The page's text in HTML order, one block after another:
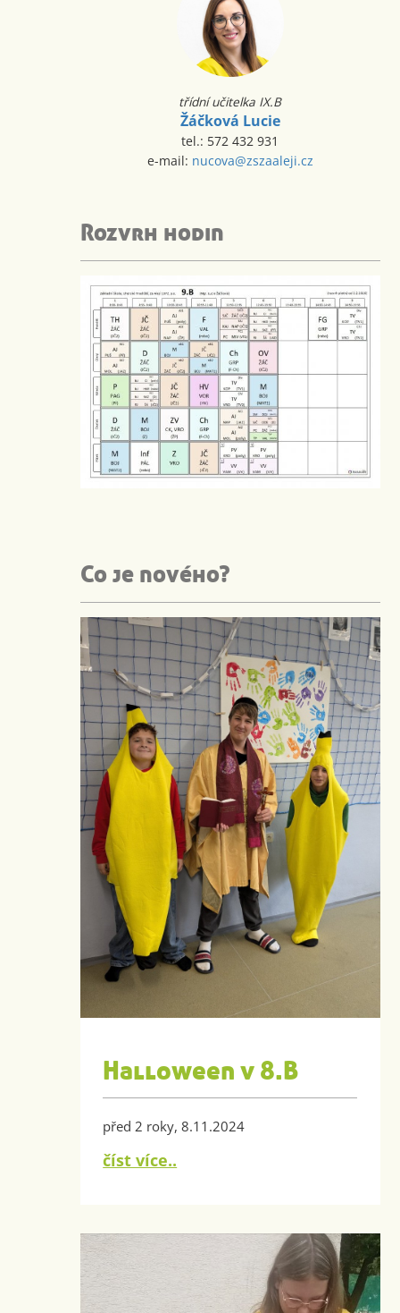
třídní učitelka IX.B
Žáčková Lucie
tel.: 572 432 931
e-mail: nucova@zszaaleji.cz
Rozvrh hodin
Co je nového?
Halloween v 8.B
před 2 roky, 8.11.2024
číst více..